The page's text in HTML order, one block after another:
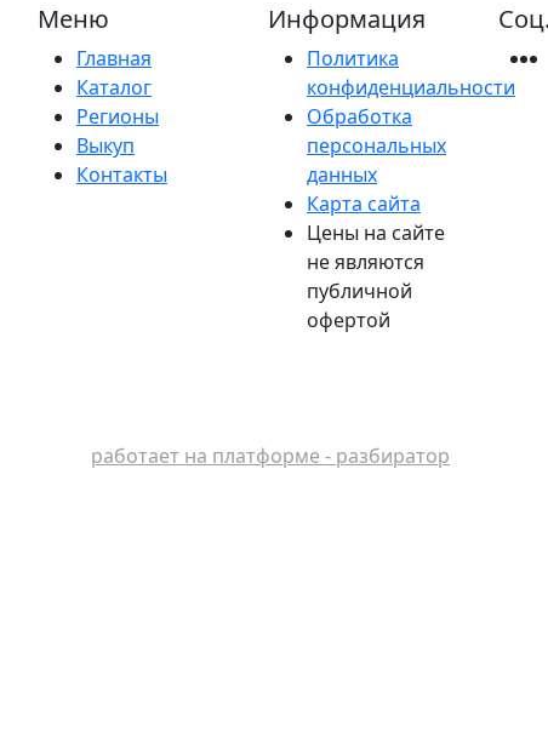
Меню
Главная
Каталог
Регионы
Выкуп
Контакты
Информация
Политика
конфиденциальности
Обработка
персональных
данных
Карта сайта
Цены на сайте
не являются
публичной
офертой
работает на платформе - разбиратор